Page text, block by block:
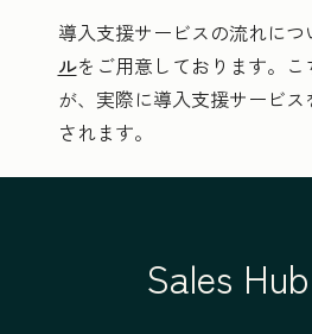
標準的なセールスオートメーションの
導入支援サービスの流れにつ
ルをご用意しております。
が、実際に導入支援サービ
されます。
Sales